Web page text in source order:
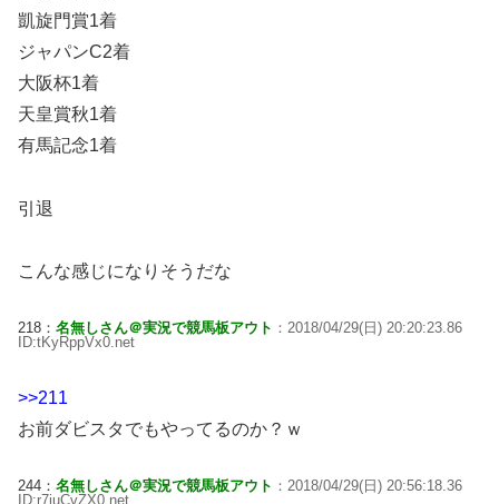
凱旋門賞1着
ジャパンC2着
大阪杯1着
天皇賞秋1着
有馬記念1着
引退
こんな感じになりそうだな
218： 名無しさん＠実況で競馬板アウト ：2018/04/29(日) 20:20:23.86
ID:tKyRppVx0.net
>>211
お前ダビスタでもやってるのか？ｗ
244： 名無しさん＠実況で競馬板アウト ：2018/04/29(日) 20:56:18.36
ID:r7juCvZX0.net